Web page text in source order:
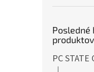
Posledné
produktov
PC STATE
|